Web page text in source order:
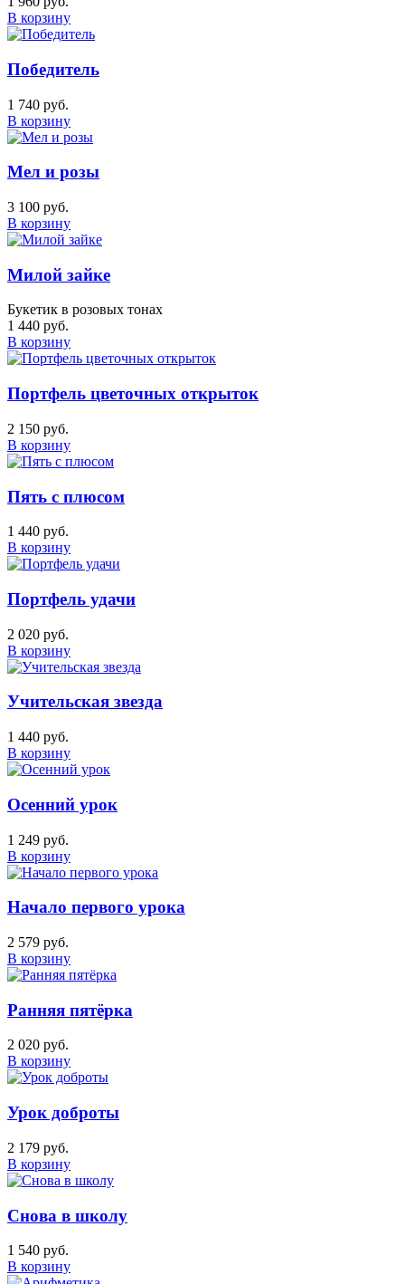
В корзину
Победитель
1 740 руб.
В корзину
Мел и розы
3 100 руб.
В корзину
Милой зайке
Букетик в розовых тонах
1 440 руб.
В корзину
Портфель цветочных открыток
2 150 руб.
В корзину
Пять с плюсом
1 440 руб.
В корзину
Портфель удачи
2 020 руб.
В корзину
Учительская звезда
1 440 руб.
В корзину
Осенний урок
1 249 руб.
В корзину
Начало первого урока
2 579 руб.
В корзину
Ранняя пятёрка
2 020 руб.
В корзину
Урок доброты
2 179 руб.
В корзину
Снова в школу
1 540 руб.
В корзину